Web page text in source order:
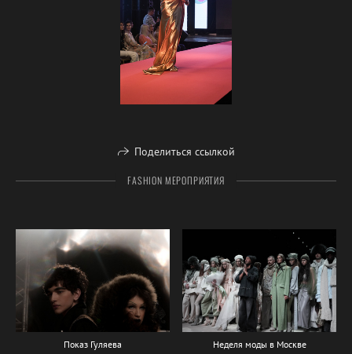
Поделиться ссылкой
FASHION МЕРОПРИЯТИЯ
Показ Гуляева Неделя моды в Москве